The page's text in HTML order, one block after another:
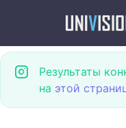
Результаты
на этой